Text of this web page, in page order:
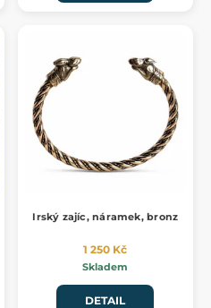
Irský zajíc, náramek, bronz
1 250 Kč
Skladem
DETAIL